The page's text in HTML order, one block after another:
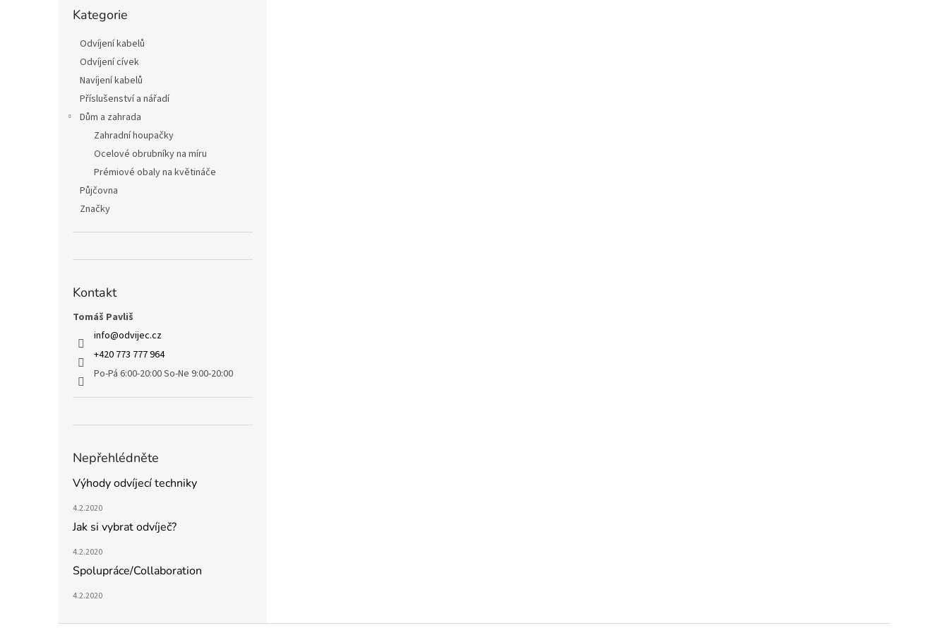
kategorie
Kategorie
Odvíjení kabelů
Odvíjení cívek
Navíjení kabelů
Příslušenství a nářadí
Dům a zahrada
Zahradní houpačky
Ocelové obrubníky na míru
Prémiové obaly na květináče
Půjčovna
Značky
Kontakt
Tomáš Pavliš
info@odvijec.cz
+420 773 777 964
Po-Pá 6:00-20:00 So-Ne 9:00-20:00
Nepřehlédněte
Výhody odvíjecí techniky
4.2.2020
Jak si vybrat odvíječ?
4.2.2020
Spolupráce/Collaboration
4.2.2020